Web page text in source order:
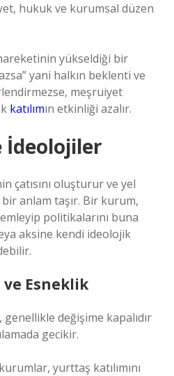
hukuk ve kurumsal düzen
yükseldiği bir
yani halkın beklenti ve
meşruiyet
katılımın etkinliği azalır.
İdeolojiler
çatısını oluşturur ve yel
anlam taşır. Bir kurum,
politikalarını buna
aksine kendi ideolojik
Esneklik
değişime kapalıdır
gecikir.
yurttaş katılımını